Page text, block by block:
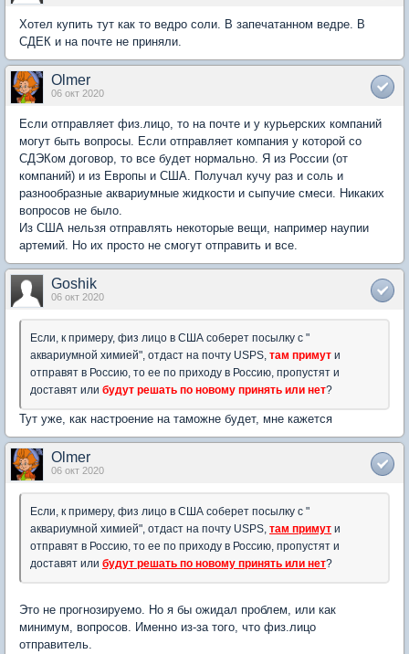
Хотел купить тут как то ведро соли. В запечатанном ведре. В
СДЕК и на почте не приняли.
Olmer
06 окт 2020
Если отправляет физ.лицо, то на почте и у курьерских компаний
могут быть вопросы. Если отправляет компания у которой со
СДЭКом договор, то все будет нормально. Я из России (от
компаний) и из Европы и США. Получал кучу раз и соль и
разнообразные аквариумные жидкости и сыпучие смеси. Никаких
вопросов не было.
Из США нельзя отправлять некоторые вещи, например наупии
артемий. Но их просто не смогут отправить и все.
Goshik
06 окт 2020
Если, к примеру, физ лицо в США соберет посылку с "
аквариумной химией", отдаст на почту USPS, там примут и
отправят в Россию, то ее по приходу в Россию, пропустят и
доставят или будут решать по новому принять или нет?
Тут уже, как настроение на таможне будет, мне кажется
Olmer
06 окт 2020
Если, к примеру, физ лицо в США соберет посылку с "
аквариумной химией", отдаст на почту USPS, там примут и
отправят в Россию, то ее по приходу в Россию, пропустят и
доставят или будут решать по новому принять или нет?
Это не прогнозируемо. Но я бы ожидал проблем, или как
минимум, вопросов. Именно из-за того, что физ.лицо
отправитель.